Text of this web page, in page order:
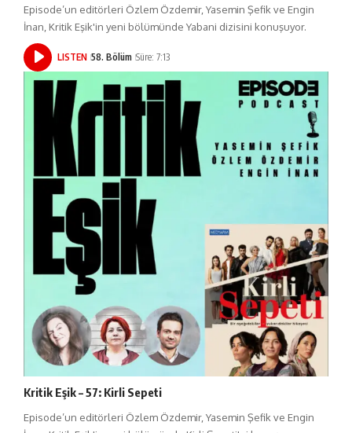
Episode’un editörleri Özlem Özdemir, Yasemin Şefik ve Engin
İnan, Kritik Eşik'in yeni bölümünde Yabani dizisini konuşuyor.
LISTEN 58. Bölüm Süre: 7:13
Kritik Eşik – 57: Kirli Sepeti
Episode’un editörleri Özlem Özdemir, Yasemin Şefik ve Engin